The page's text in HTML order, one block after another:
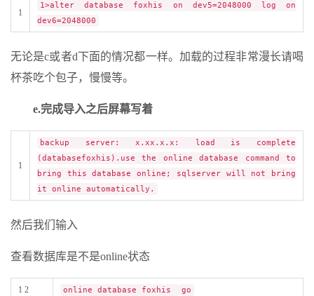
1
1>alter database foxhis on dev5=2048000 log on
dev6=2048000
无论是c或者d下面的情况都一样。加载的过程非常漫长请喝
杯茶吃个包子，慢慢等。
e.完成导入之后屏幕写着
1
backup server: x.xx.x.x: load is complete
(databasefoxhis).use the online database command to
bring this database online; sqlserver will not bring
it online automatically.
然后我们输入
查看数据库是不是online状态
1 2 online database foxhis go